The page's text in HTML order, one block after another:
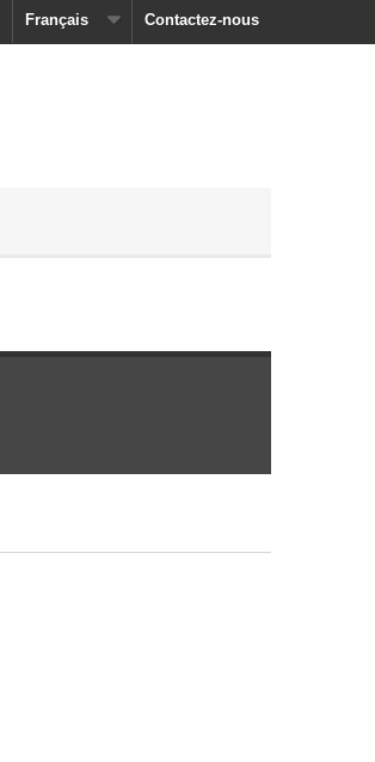
Contactez-nous
Français